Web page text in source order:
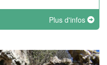
Plus d'infos